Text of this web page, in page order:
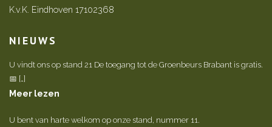
K.v.K. Eindhoven 17102368
NIEUWS
U vindt ons op stand 21 De toegang tot de Groenbeurs Brabant is gratis.
📅 […]
Meer lezen
U bent van harte welkom op onze stand, nummer 11.